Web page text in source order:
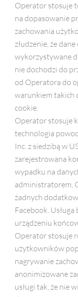
Operator stosuje
na dopasowanie
zachowania
złudzenie, że
wykorzystywane
nie dochodzi do
od Operatora do
warunkiem takich
cookie.
Operator stosuje
technologia
Inc. z siedzibą w
zarejestrowana
wypadku na
administratorem,
żadnych
Facebook.
urządzeniu
Operator stosuje
użytkowników
nagrywanie
anonimizowane
usługi tak, że nie